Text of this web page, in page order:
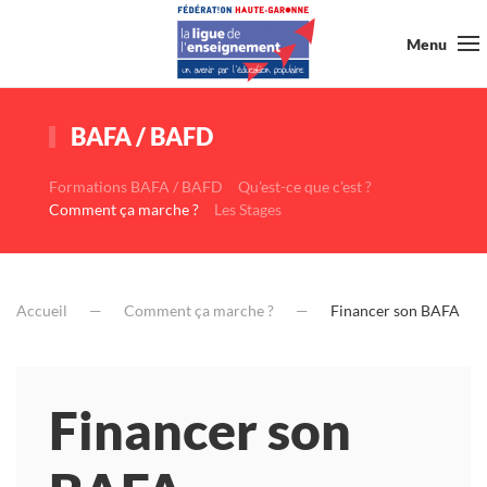
Menu
BAFA / BAFD
Formations BAFA / BAFD
Qu'est-ce que c'est ?
Comment ça marche ?
Les Stages
Accueil Comment ça marche ? Financer son BAFA
Financer son